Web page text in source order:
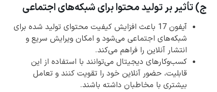
ج) تأثیر بر تولید محتوا برای شبکه‌های اجتماعی
آیفون 17 باعث افزایش کیفیت محتوای تولید شده برای
شبکه‌های اجتماعی می‌شود و امکان ویرایش سریع و
انتشار آنلاین را فراهم می‌کند.
کسب‌وکارهای دیجیتال می‌توانند با استفاده از این
قابلیت، حضور آنلاین خود را تقویت کنند و تعامل
بیشتری با مخاطبان داشته باشند.